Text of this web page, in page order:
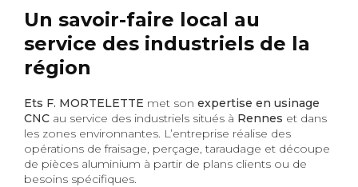
Un savoir-faire local au
service des industriels de la
région
Ets F. MORTELETTE met son expertise en usinage
CNC au service des industriels situés à Rennes et dans
les zones environnantes. L’entreprise réalise des
opérations de fraisage, perçage, taraudage et découpe
de pièces aluminium à partir de plans clients ou de
besoins spécifiques.